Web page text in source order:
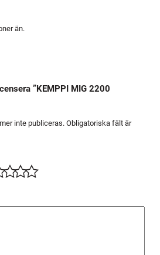
än.
”KEMPPI MIG 2200
inte publiceras. Obligatoriska fält är